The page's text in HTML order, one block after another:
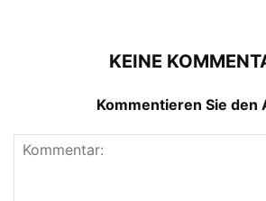
KEINE
Kommentieren Sie den